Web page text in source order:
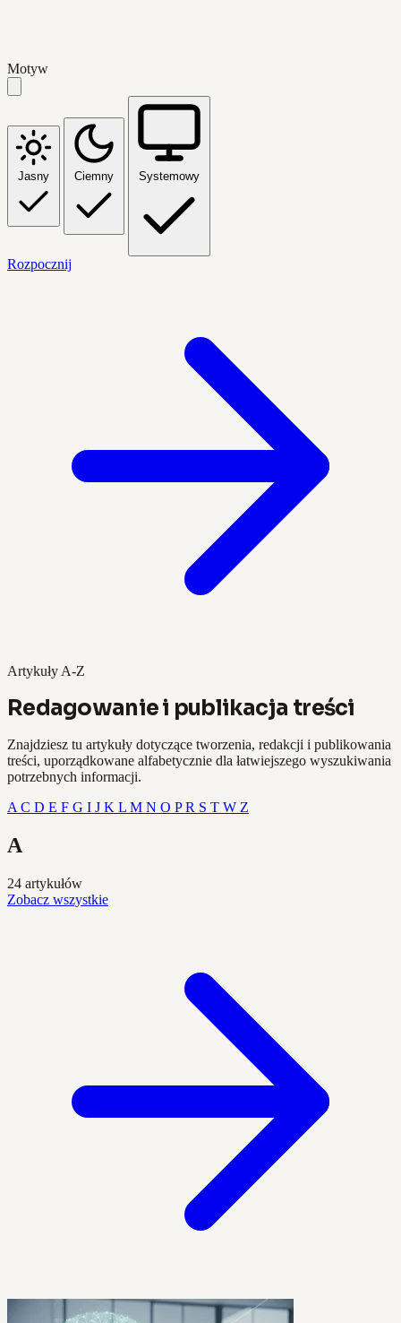
Motyw
Jasny Ciemny Systemowy
Rozpocznij
Artykuły A-Z
Redagowanie i publikacja treści
Znajdziesz tu artykuły dotyczące tworzenia, redakcji i publikowania
treści, uporządkowane alfabetycznie dla łatwiejszego wyszukiwania
potrzebnych informacji.
A C D E F G I J K L M N O PR S T W Z
A
24 artykułów
Zobacz wszystkie